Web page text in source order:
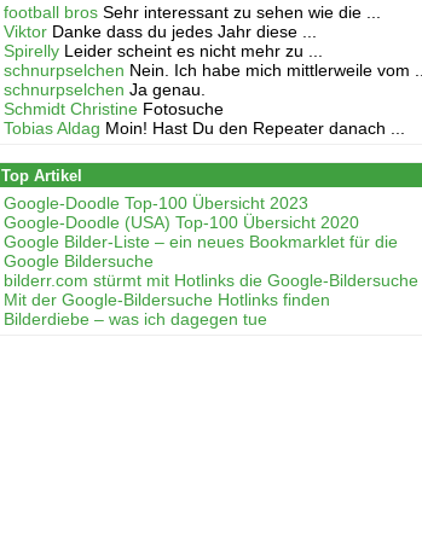
football bros Sehr interessant zu sehen wie die ...
Viktor Danke dass du jedes Jahr diese ...
Spirelly Leider scheint es nicht mehr zu ...
schnurpselchen Nein. Ich habe mich mittlerweile vom ...
schnurpselchen Ja genau.
Schmidt Christine Fotosuche
Tobias Aldag Moin! Hast Du den Repeater danach ...
Top Artikel
Google-Doodle Top-100 Übersicht 2023
Google-Doodle (USA) Top-100 Übersicht 2020
Google Bilder-Liste – ein neues Bookmarklet für die
Google Bildersuche
bilderr.соm stürmt mit Hotlinks die Google-Bildersuche
Mit der Google-Bildersuche Hotlinks finden
Bilderdiebe – was ich dagegen tue